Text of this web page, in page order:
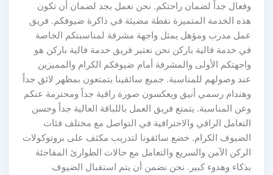
وفعال جداً لضمان راحتكم. نحن نعمل بجد لضمان أن تكون
هذه الخدمة المتميزة نقطة مضيئة في ذاكرة ضيوفكم. فريق
عمل مدرب ومؤهل يمثل واجهة مشرفة لمناسبتكم الخاصة
في خدمة فالية باركن نحن نعتبر فريق خدمة فالية باركن هو
واجهتكم الأولى والمشرفة أمام ضيوفكم الكرام والمميزين
عند وصولهم للمناسبة. جميع سائقينا يتمتعون بمظهر لائق جداً
وهندام رسمي أنيق ويعكسون صورة راقية جداً ومحترمة عنكم
وعن المناسبة. يتمتع فريق العمل باللباقة العالية جداً وحسن
التعامل الراقي والاحترافية في التواصل مع مختلف فئات
الضيوف الكرام. خضع سائقونا لتدريب مكثف على بروتوكولات
الركن الآمن والسريع والتعامل مع حالات الطوارئ المفاجئة
بذكاء وهدوء كبير. نحن نضمن أن يتم استقبال الضيوف